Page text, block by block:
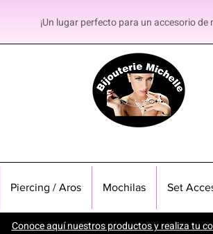
¡Un lugar perfecto para un accesorio de
Piercing / Aros Mochilas Set
Conoce aquí nuestros productos y realiza tu